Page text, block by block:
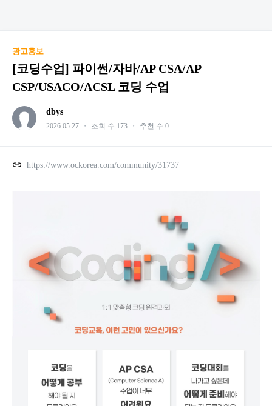
광고홍보
[코딩수업] 파이썬/자바/AP CSA/AP
CSP/USACO/ACSL 코딩 수업
dbys
2026.05.27 ・ 조회 수 173 ・ 추천 수 0
https://www.ockorea.com/community/31737